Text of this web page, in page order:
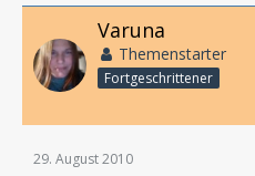
Varuna
Themenstarter
Fortgeschrittener
29. August 2010